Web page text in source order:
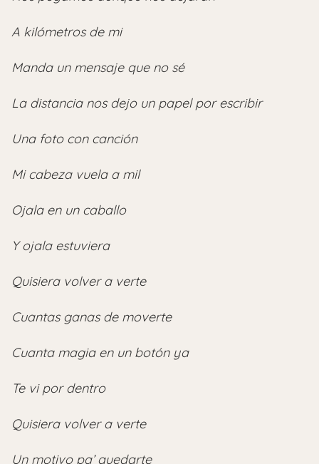
A kilómetros de mi
Manda un mensaje que no sé
La distancia nos dejo un papel por escribir
Una foto con canción
Mi cabeza vuela a mil
Ojala en un caballo
Y ojala estuviera
Quisiera volver a verte
Cuantas ganas de moverte
Cuanta magia en un botón ya
Te vi por dentro
Quisiera volver a verte
Un motivo pa’ quedarte